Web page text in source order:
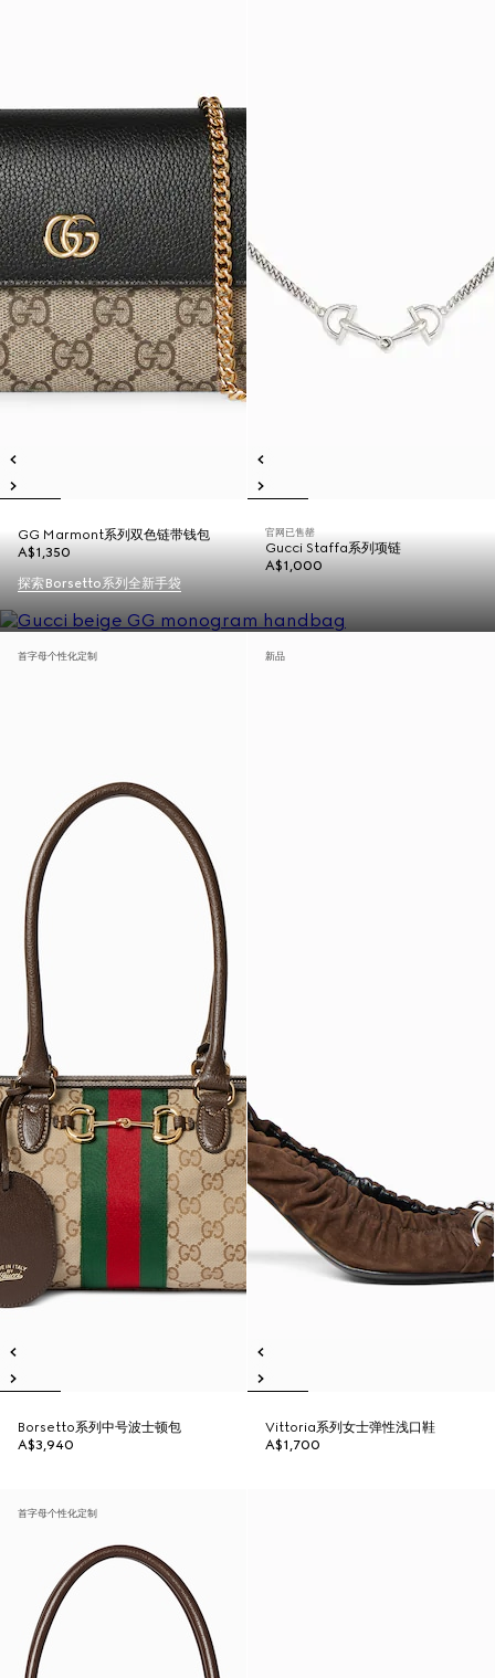
GG Marmont系列双色链带钱包
A$1,350
官网已售罄
Gucci Staffa系列项链
A$1,000
探索Borsetto系列全新手袋
首字母个性化定制
Borsetto系列中号波士顿包
A$3,940
新品
Vittoria系列女士弹性浅口鞋
A$1,700
首字母个性化定制